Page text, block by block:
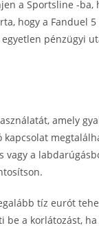
a Sportsline -ba,
hogy a Fanduel
pénzügyi
amely
a
tíz eurót
be a korlátozást,